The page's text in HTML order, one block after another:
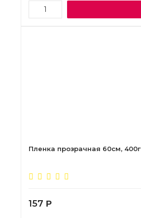
Пленка прозрачная 60см, 400г
157 Р